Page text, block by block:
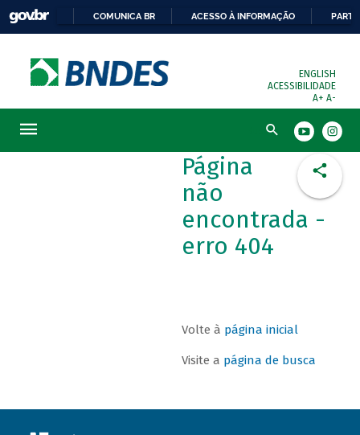
COMUNICA BR ACESSO À INFORMAÇÃO
ENGLISH
ACESSIBILIDADE
A+ A-
Busca
Página
não
encontrada -
erro 404
Volte à página inicial
Visite a página de busca